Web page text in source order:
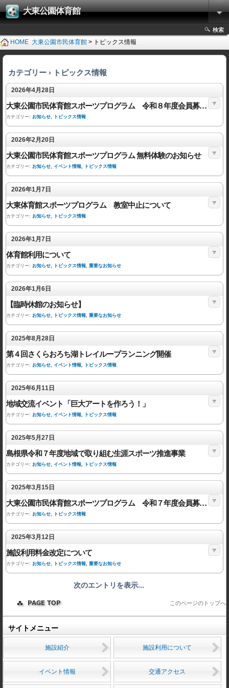
大東公園体育館
検索
HOME 大東公園市民体育館 > トピックス情報
カテゴリー › トピックス情報
2026年4月28日
大東公園市民体育館スポーツプログラム 令和８年度会員募集について
カテゴリー: お知らせ, トピックス情報
2026年2月20日
大東公園市民体育館スポーツプログラム 無料体験のお知らせ
カテゴリー: お知らせ, イベント情報, トピックス情報
2026年1月7日
大東体育館スポーツプログラム 教室中止について
カテゴリー: お知らせ, トピックス情報
2026年1月7日
体育館利用について
カテゴリー: お知らせ, トピックス情報, 重要なお知らせ
2026年1月6日
【臨時休館のお知らせ】
カテゴリー: お知らせ, トピックス情報, 重要なお知らせ
2025年8月28日
第４回さくらおろち湖トレイループランニング開催
カテゴリー: お知らせ, イベント情報, トピックス情報
2025年6月11日
地域交流イベント「巨大アートを作ろう！」
カテゴリー: お知らせ, イベント情報, トピックス情報
2025年5月27日
島根県令和７年度地域で取り組む生涯スポーツ推進事業
カテゴリー: お知らせ, イベント情報, トピックス情報
2025年3月15日
大東公園市民体育館スポーツプログラム 令和７年度会員募集について
カテゴリー: お知らせ, トピックス情報
2025年3月12日
施設利用料金改定について
カテゴリー: お知らせ, トピックス情報, 重要なお知らせ
次のエントリを表示...
このページのトップへ
サイトメニュー
施設紹介 施設利用について
イベント情報 交通アクセス